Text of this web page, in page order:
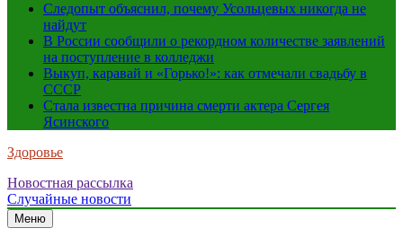
Следопыт объяснил, почему Усольцевых никогда не
найдут
В России сообщили о рекордном количестве заявлений
на поступление в колледжи
Выкуп, каравай и «Горько!»: как отмечали свадьбу в
СССР
Стала известна причина смерти актера Сергея
Ясинского
Здоровье
Новостная рассылка
Случайные новости
Меню